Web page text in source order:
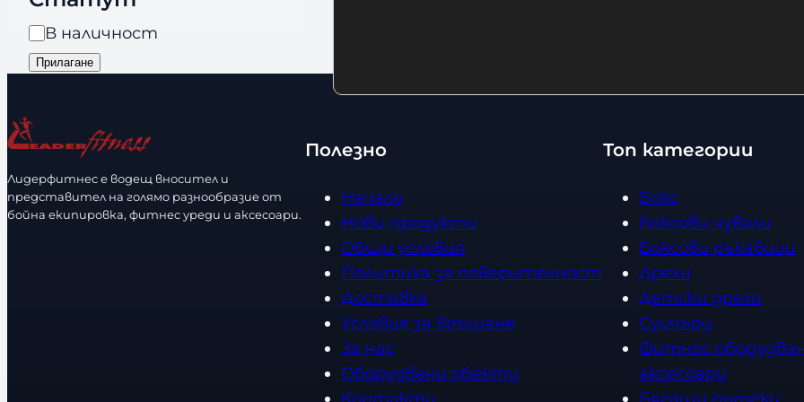
d
s
Н
а
ч
о
с
В наличност
Прилагане
т
Лидерфитнес е водещ вносител и
представител на голямо разнообразие от
бойна екипировка, фитнес уреди и аксесоари.
Полезно
Начало
Нови продукти
Общи условия
Политика за поверителност
Доставка
Условия за връщане
За нас
Оборудвани обекти
Контакти
Топ категории
Бокс
Боксови чували
Боксови ръкавици
Дрехи
Детски дрехи
Суичъри
Фитнес
аксесоари
Бягащи пътеки